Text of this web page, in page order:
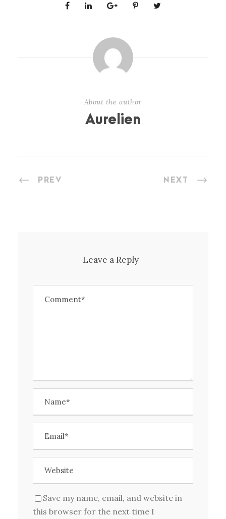
About the author
Aurelien
PREV NEXT
Leave a Reply
Save my name, email, and website in
this browser for the next time I